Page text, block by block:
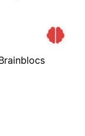
Brainblocs